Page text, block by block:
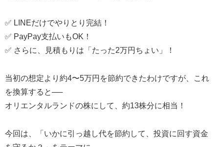
✅ LINEだけでやりとり完結！
✅ PayPay支払いもOK！
✅ さらに、見積もりは「たった2万円ちょい」！
当初の想定より約4〜5万円を節約できたわけですが、これ
を換算すると──
オリエンタルランドの株にして、約13株分に相当！
今回は、「いかに引っ越し代を節約して、投資に回す資金